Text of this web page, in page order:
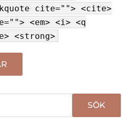
cite=""> <cite>
<em> <i> <q
<strong>